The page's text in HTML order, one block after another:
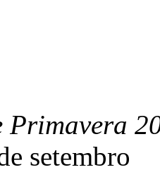
Primavera
setembro